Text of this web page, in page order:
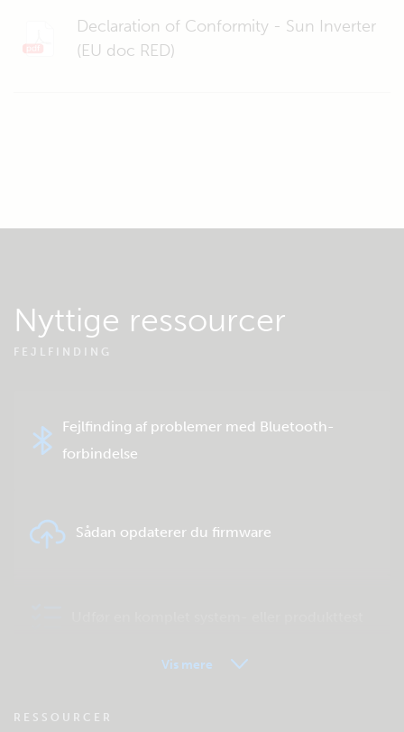
Declaration of Conformity - Sun Inverter
(EU doc RED)
Nyttige ressourcer
FEJLFINDING
Fejlfinding af problemer med Bluetooth-
forbindelse
Sådan opdaterer du firmware
fjernovervågning
Vis mere
RESSOURCER